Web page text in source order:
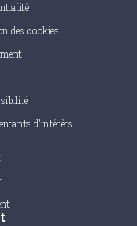
des cookies
d'intérêts